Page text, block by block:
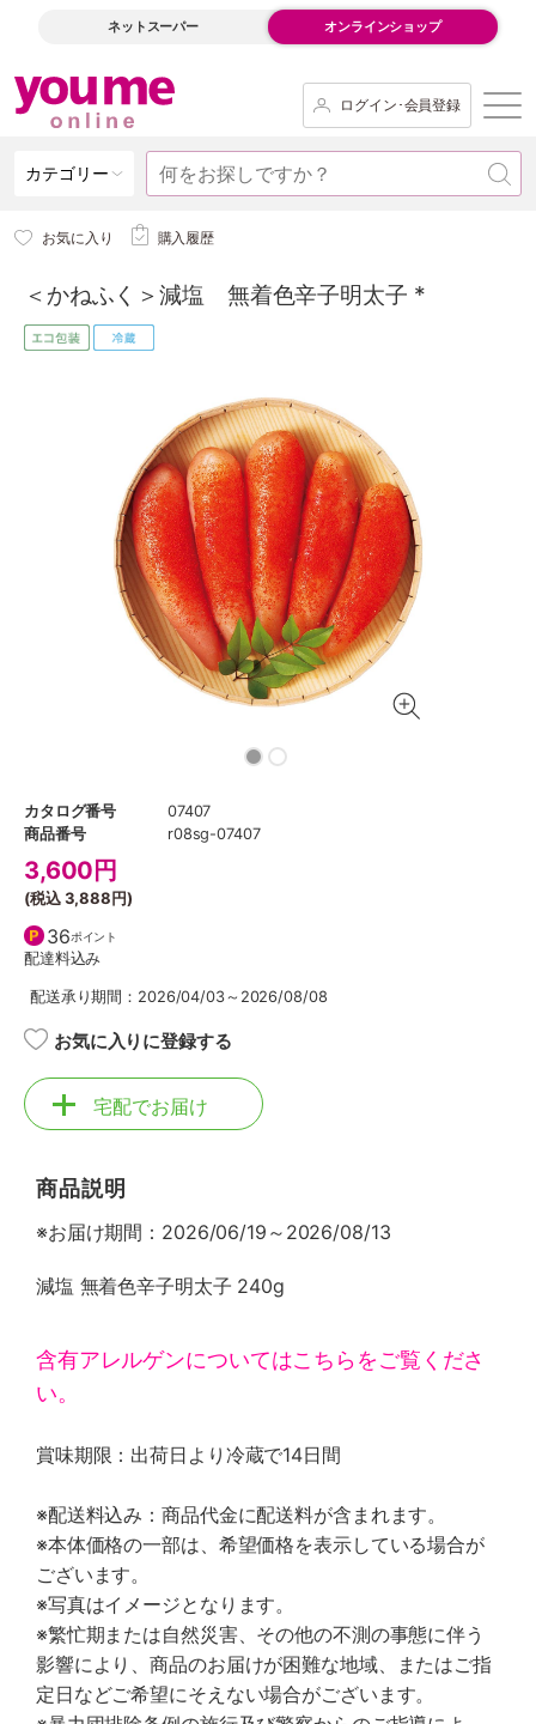
ネットスーパー オンラインショップ
ログイン･会員登録
カテゴリー
お気に入り 購入履歴
＜かねふく＞減塩 無着色辛子明太子 *
カタログ番号
07407
商品番号
r08sg-07407
3,600 円
(税込3,888円)
36ポイント
配達料込み
配送承り期間：2026/04/03～2026/08/08
お気に入りに登録する
宅配でお届け
商品説明
※お届け期間：2026/06/19～2026/08/13
減塩 無着色辛子明太子 240g
含有アレルゲンについてはこちらをご覧くださ
い。
賞味期限：出荷日より冷蔵で14日間
※配送料込み：商品代金に配送料が含まれます。
※本体価格の一部は、希望価格を表示している場合が
ございます。
※写真はイメージとなります。
※繁忙期または自然災害、その他の不測の事態に伴う
影響により、商品のお届けが困難な地域、またはご指
定日などご希望にそえない場合がございます。